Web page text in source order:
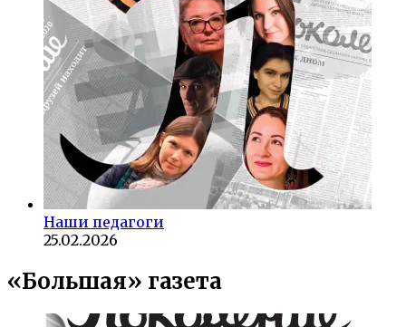
Наши педагоги
25.02.2026
«Большая» газета